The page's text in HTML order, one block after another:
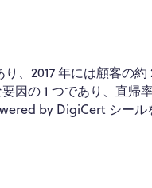
、2017 年には顧客の約
因の 1 つであり、直帰
by DigiCert シール